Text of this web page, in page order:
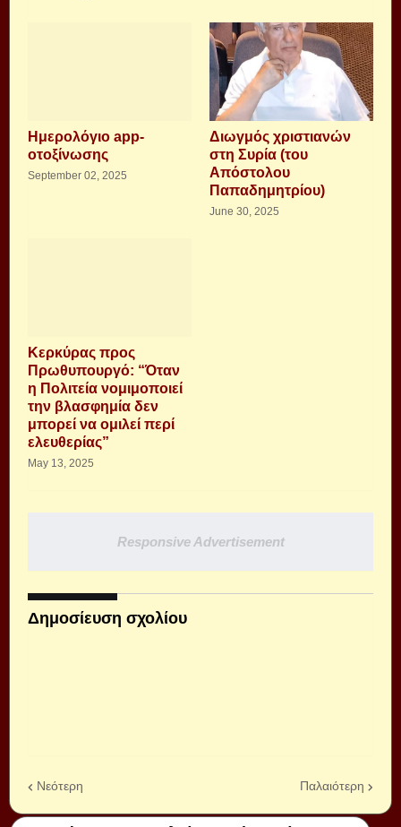
Ημερολόγιο app-
οτοξίνωσης
September 02, 2025
Διωγμός χριστιανών
στη Συρία (του
Απόστολου
Παπαδημητρίου)
June 30, 2025
Κερκύρας προς
Πρωθυπουργό: “Όταν
η Πολιτεία νομιμοποιεί
την βλασφημία δεν
μπορεί να ομιλεί περί
ελευθερίας”
May 13, 2025
Responsive Advertisement
Δημοσίευση σχολίου
Νεότερη Παλαιότερη